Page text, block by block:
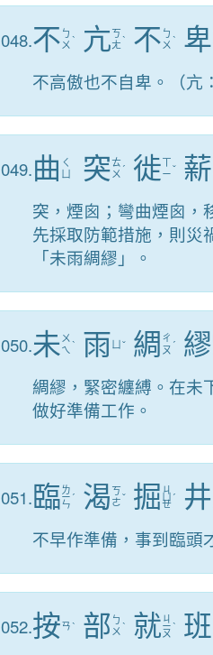
048.不 ㄅ
ㄨ ˋ 亢ㄎ
ㄤˋ 不 ㄅ
ㄨ ˋ 卑
不高傲也不自卑。（亢
049.曲 ㄑ
突ㄊ
ㄨ ˊ 徙ㄒ
ㄧˇ 薪
突，煙囪；彎曲煙囪，
先採取防範措施，則災
「未雨綢繆」。
050.未 ㄨ
ㄟ ˋ 雨 ˇ 綢 ㄔ
ㄡ ˊ 繆
綢繆，緊密纏縛。在未
做好準備工作。
051.臨ㄌ
ㄧ
ㄣ
ˊ 渴 ㄎ
ㄜˇ 掘 ㄐ
ㄩ
ㄝ
ˊ 井
不早作準備，事到臨頭
052.按ㄢˋ 部 ㄅ
ㄨ ˋ 就 ㄐ
ㄧ
ㄡ
ˋ 班